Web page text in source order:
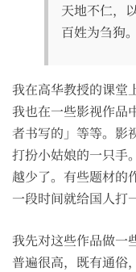
天地不仁，
百姓为刍狗。
我在高华教授的课堂
我也在一些影视作品
者书写的」等等。影
打扮小姑娘的一只手
越少了。有些题材的
一段时间就给国人打
我先对这些作品做一
普遍很高，既有通俗